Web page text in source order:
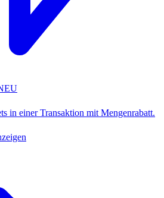
in einer Transaktion mit Mengenrabatt.